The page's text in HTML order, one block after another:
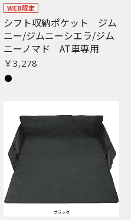
WEB限定
シフト収納ポケット ジム
ニー/ジムニーシエラ/ジム
ニーノマド AT車専用
￥3,278